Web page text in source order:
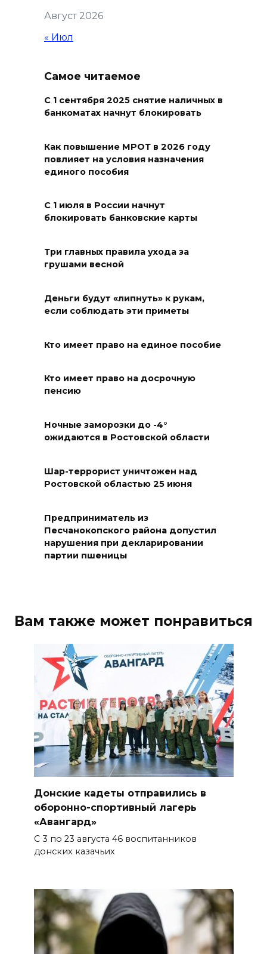
кирпичей
06 августа 2026 18:29
06 августа 2026 18:27
Андрей Фатеев: Театр Чехова
в Таганроге откроет 200-й
06 августа 2026 18:27
Наблюдатели готовятся к
06 августа 2026 18:25
пострадавшим при атаке
БПЛА на Кубани
погибли дети из-за атаки
БПЛА на Кубани
06 августа 2026 16:57
«Лучший школьный педагог-
06 августа 2026 16:30
ВСЕ КАК ЕСТЬ. Политика
Зеленского: ложь, вранье и
провокация
06 августа 2026 16:25
Подготовка к школе
06 августа 2026 15:51
Донские спасатели провели
профилактические занятия
более чем для 11 тыс. детей
«Хочу прожить жизнь одна»:
ростовчанка разочаровалась
в местных мужчинах
Август 2026
« Июл
Самое читаемое
С 1 сентября 2025 снятие наличных в
банкоматах начнут блокировать
Как повышение МРОТ в 2026 году
повлияет на условия назначения
единого пособия
С 1 июля в России начнут
блокировать банковские карты
Три главных правила ухода за
грушами весной
Деньги будут «липнуть» к рукам,
если соблюдать эти приметы
Кто имеет право на единое пособие
Кто имеет право на досрочную
пенсию
Ночные заморозки до -4°
ожидаются в Ростовской области
Шар-террорист уничтожен над
Ростовской областью 25 июня
Предприниматель из
Песчанокопского района допустил
нарушения при декларировании
партии пшеницы
Вам также может понравиться
Донские кадеты отправились в
оборонно-спортивный лагерь
«Авангард»
С 3 по 23 августа 46 воспитанников
донских казачьих